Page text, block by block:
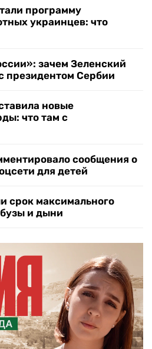
программу
украинцев: что
зачем Зеленский
президентом Сербии
новые
что там с
сообщения о
для детей
срок максимального
и дыни